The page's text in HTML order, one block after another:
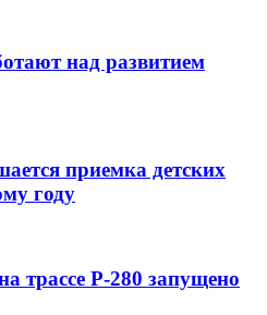
над развитием
приемка детских
году
трассе Р-280 запущено